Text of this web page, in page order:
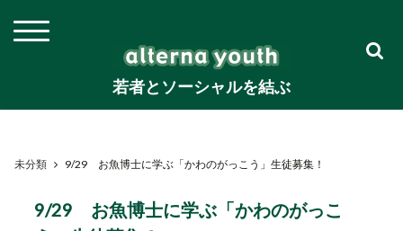
若者とソーシャルを結ぶ
未分類 9/29 お魚博士に学ぶ「かわのがっこう」生徒募集！
9/29 お魚博士に学ぶ「かわのがっこ